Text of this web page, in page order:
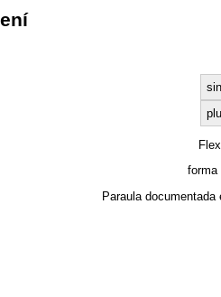
Paraula